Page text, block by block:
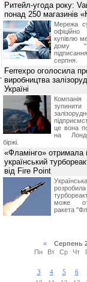
Ритейл-угода року:
понад 250 магазинів
Мережа
купівлю
дому
серпня.
Ferrexpo оголосила
виробництва
Україні
Компанія
це вона
на
біржі.
«Фламінго» отримала
український
від Fire Point
може
ракета
«Серпень
Пн
Вт Ср Чт
3
4 5 6